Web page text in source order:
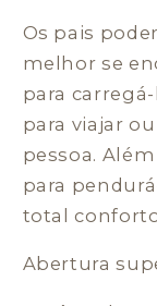
Os pais
melhor se
para
para viajar
pessoa.
para
total
Abertura